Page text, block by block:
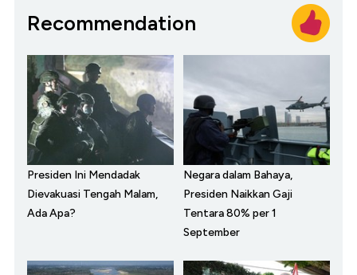
Recommendation
Presiden Ini Mendadak
Dievakuasi Tengah Malam,
Ada Apa?
Negara dalam Bahaya,
Presiden Naikkan Gaji
Tentara 80% per 1
September